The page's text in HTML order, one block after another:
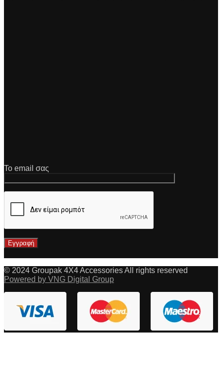
Το email σας
© 2024 Groupak 4X4 Accessories All rights reserved
Powered by VNG Digital Group